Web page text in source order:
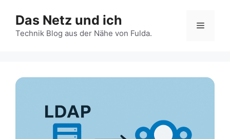
Inhalt
springen
Das Netz und ich
Technik Blog aus der Nähe von Fulda.
Menü